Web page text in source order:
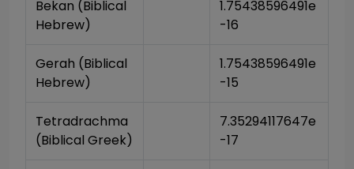
Bekan (Biblical
Hebrew)
1.75438596491e
-16
Gerah (Biblical
Hebrew)
1.75438596491e
-15
Tetradrachma
(Biblical Greek)
7.35294117647e
-17